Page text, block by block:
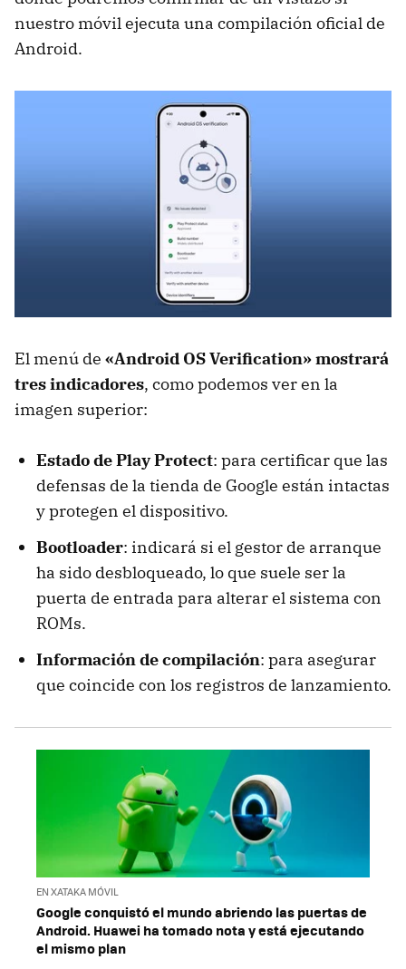
nuestro móvil ejecuta una compilación oficial de
Android.
El menú de «Android OS Verification» mostrará
tres indicadores, como podemos ver en la
imagen superior:
Estado de Play Protect: para certificar que las
defensas de la tienda de Google están intactas
y protegen el dispositivo.
Bootloader: indicará si el gestor de arranque
ha sido desbloqueado, lo que suele ser la
puerta de entrada para alterar el sistema con
ROMs.
Información de compilación: para asegurar
que coincide con los registros de lanzamiento.
EN XATAKA MÓVIL
Google conquistó el mundo abriendo las puertas de
Android. Huawei ha tomado nota y está ejecutando
el mismo plan